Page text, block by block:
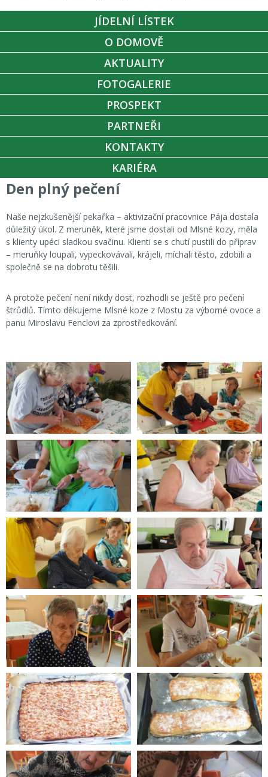
JÍDELNÍ LÍSTEK
O DOMOVĚ
AKTUALITY
FOTOGALERIE
PROSPEKT
PARTNEŘI
KONTAKTY
KARIÉRA
Den plný pečení
Naše nejzkušenější pekařka – aktivizační pracovnice Pája dostala
důležitý úkol. Z meruněk, které jsme dostali od Mlsné kozy, měla
s klienty upéci sladkou svačinu. Klienti se s chutí pustili do příprav
– meruňky loupali, vypeckovávali, krájeli, míchali těsto, zdobili a
společně se na dobrotu těšili.
A protože pečení není nikdy dost, rozhodli se ještě pro pečení
štrůdlů. Tímto děkujeme Mlsné koze z Mostu za výborné ovoce a
panu Miroslavu Fenclovi za zprostředkování.